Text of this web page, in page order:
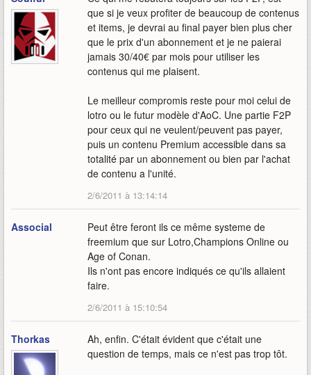
que si je veux profiter de beaucoup de contenus
et items, je devrai au final payer bien plus cher
que le prix d'un abonnement et je ne paierai
jamais 30/40€ par mois pour utiliser les
contenus qui me plaisent.
Le meilleur compromis reste pour moi celui de
lotro ou le futur modèle d'AoC. Une partie F2P
pour ceux qui ne veulent/peuvent pas payer,
puis un contenu Premium accessible dans sa
totalité par un abonnement ou bien par l'achat
de contenu a l'unité.
2/6/2011 à 13:14:14
Associal
Peut être feront ils ce même systeme de
freemium que sur Lotro,Champions Online ou
Age of Conan.
Ils n'ont pas encore indiqués ce qu'ils allaient
faire.
2/6/2011 à 15:10:54
Thorkas
Ah, enfin. C'était évident que c'était une
question de temps, mais ce n'est pas trop tôt.